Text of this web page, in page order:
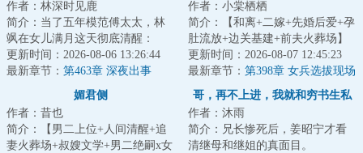
哭什么
作者：林深时见鹿
简介：当了五年模范傅太太，林
飒在女儿满月这天彻底清醒：
&lt;br/&gt;丈夫傅砚辞把极致呵护
全给了白月光...
更新时间：2026-08-06 13:26:44
最新章节： 第463章 深夜出事
作者：小棠栖栖
简介：【和离+二嫁+先婚后爱+孕
肚流放+边关基建+前夫火葬场】
&lt;br/&gt;【重生女主VS穿越男
主】&lt;br/&...
更新时间：2026-08-07 12:45:23
最新章节： 第398章 女兵选拔现场
的闲言碎语
媚君侧
作者：昔也
简介：【男二上位+人间清醒+追
妻火葬场+叔嫂文学+男二绝嗣x女
哥，再不上进，我就和穷书生私
作者：沐雨
简介：兄长惨死后，姜昭宁才看
清继母和继姐的真面目。